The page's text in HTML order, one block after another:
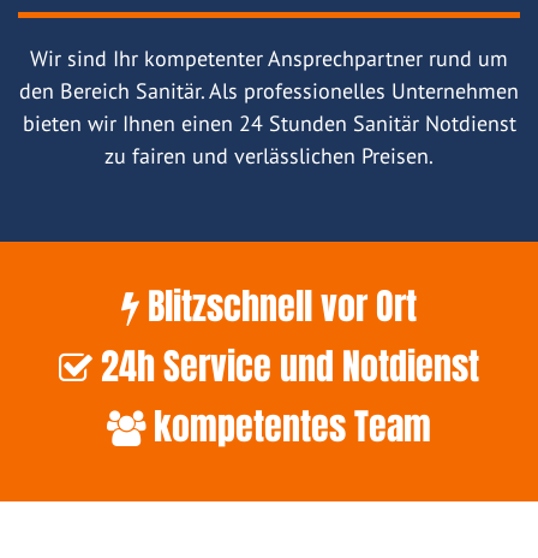
Wir sind Ihr kompetenter Ansprechpartner rund um
den Bereich Sanitär. Als professionelles Unternehmen
bieten wir Ihnen einen 24 Stunden Sanitär Notdienst
zu fairen und verlässlichen Preisen.
Blitzschnell vor Ort
24h Service und Notdienst
kompetentes Team